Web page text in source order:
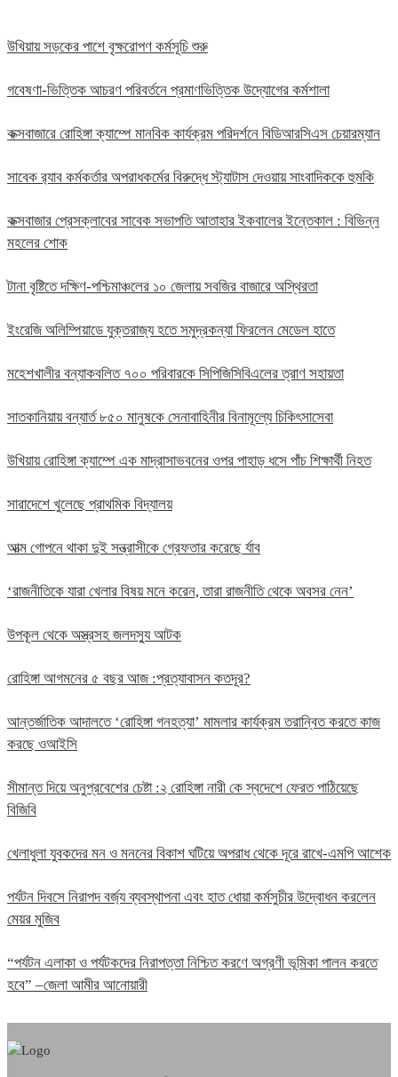
উখিয়ায় সড়কের পাশে বৃক্ষরোপণ কর্মসূচি শুরু
গবেষণা-ভিত্তিক আচরণ পরিবর্তনে প্রমাণভিত্তিক উদ্যোগের কর্মশালা
কক্সবাজারে রোহিঙ্গা ক্যাম্পে মানবিক কার্যক্রম পরিদর্শনে বিডিআরসিএস চেয়ারম্যান
সাবেক র‍্যাব কর্মকর্তার অপরাধকর্মের বিরুদ্ধে স্ট্যাটাস দেওয়ায় সাংবাদিককে হুমকি
কক্সবাজার প্রেসক্লাবের সাবেক সভাপতি আতাহার ইকবালের ইন্তেকাল : বিভিন্ন
মহলের শোক
টানা বৃষ্টিতে দক্ষিণ-পশ্চিমাঞ্চলের ১০ জেলায় সবজির বাজারে অস্থিরতা
ইংরেজি অলিম্পিয়াডে যুক্তরাজ্য হতে সমুদ্রকন্যা ফিরলেন মেডেল হাতে
মহেশখালীর বন্যাকবলিত ৭০০ পরিবারকে সিপিজিসিবিএলের ত্রাণ সহায়তা
সাতকানিয়ায় বন্যার্ত ৮৫০ মানুষকে সেনাবাহিনীর বিনামূল্যে চিকিৎসাসেবা
উখিয়ায় রোহিঙ্গা ক্যাম্পে এক মাদ্রাসাভবনের ওপর পাহাড় ধসে পাঁচ শিক্ষার্থী নিহত
সারাদেশে খুলেছে প্রাথমিক বিদ্যালয়
আত্ম গোপনে থাকা দুই সন্ত্রাসীকে গ্রেফতার করেছে র্যাব
‘রাজনীতিকে যারা খেলার বিষয় মনে করেন, তারা রাজনীতি থেকে অবসর নেন’
উপকূল থেকে অস্ত্রসহ জলদস্যু আটক
রোহিঙ্গা আগমনের ৫ বছর আজ :প্রত্যাবাসন কতদূর?
আন্তর্জাতিক আদালতে ‘রোহিঙ্গা গনহত্যা’ মামলার কার্যক্রম তরান্বিত করতে কাজ
করছে ওআইসি
সীমান্ত দিয়ে অনুপ্রবেশের চেষ্টা :২ রোহিঙ্গা নারী কে স্বদেশে ফেরত পাঠিয়েছে
বিজিবি
খেলাধুলা যুবকদের মন ও মননের বিকাশ ঘটিয়ে অপরাধ থেকে দূরে রাখে-এমপি আশেক
পর্যটন দিবসে নিরাপদ বর্জ্য ব্যবস্থাপনা এবং হাত ধোয়া কর্মসুচীর উদ্বোধন করলেন
মেয়র মুজিব
“পর্যটন এলাকা ও পর্যটকদের নিরাপত্তা নিশ্চিত করণে অগ্রণী ভূমিকা পালন করতে
হবে” –জেলা আমীর আনোয়ারী